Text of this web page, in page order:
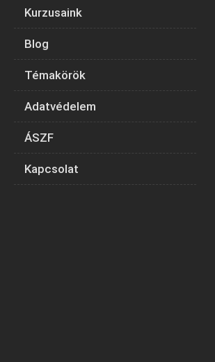
Kurzusaink
Blog
Témakörök
Adatvédelem
ÁSZF
Kapcsolat